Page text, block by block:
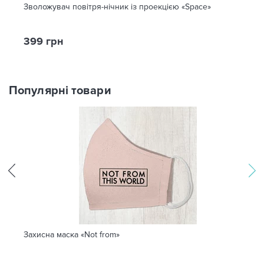
Зволожувач повітря-нічник із проекцією «Space»
399 грн
Популярні товари
Захисна маска «Not from»